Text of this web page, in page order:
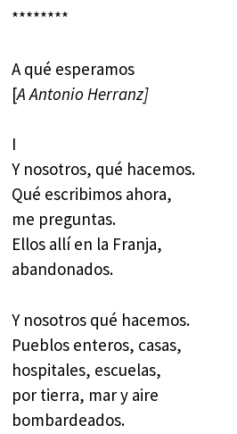
********
A qué esperamos
[A Antonio Herranz]
I
Y nosotros, qué hacemos.
Qué escribimos ahora,
me preguntas.
Ellos allí en la Franja,
abandonados.
Y nosotros qué hacemos.
Pueblos enteros, casas,
hospitales, escuelas,
por tierra, mar y aire
bombardeados.